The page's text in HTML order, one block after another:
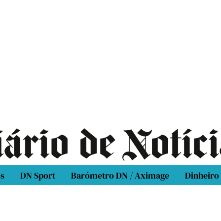
DN Sport Barómetro DN / Aximage Dinheiro